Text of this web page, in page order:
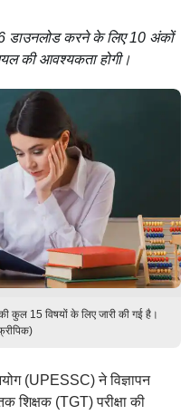
डाउनलोड करने के लिए 10 अंकों
की आवश्यकता होगी।
कुल 15 विषयों के लिए जारी की गई है।
(UPESSC) ने विज्ञापन
शिक्षक (TGT) परीक्षा की